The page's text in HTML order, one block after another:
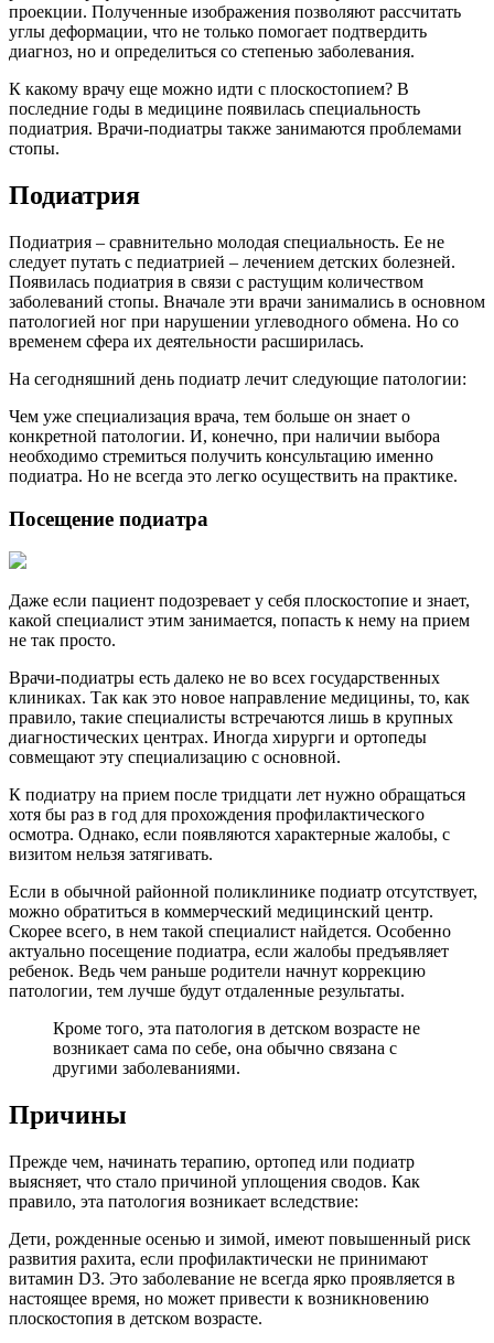
проекции. Полученные изображения позволяют рассчитать
углы деформации, что не только помогает подтвердить
диагноз, но и определиться со степенью заболевания.
К какому врачу еще можно идти с плоскостопием? В
последние годы в медицине появилась специальность
подиатрия. Врачи-подиатры также занимаются проблемами
стопы.
Подиатрия
Подиатрия – сравнительно молодая специальность. Ее не
следует путать с педиатрией – лечением детских болезней.
Появилась подиатрия в связи с растущим количеством
заболеваний стопы. Вначале эти врачи занимались в основном
патологией ног при нарушении углеводного обмена. Но со
временем сфера их деятельности расширилась.
На сегодняшний день подиатр лечит следующие патологии:
Чем уже специализация врача, тем больше он знает о
конкретной патологии. И, конечно, при наличии выбора
необходимо стремиться получить консультацию именно
подиатра. Но не всегда это легко осуществить на практике.
Посещение подиатра
Даже если пациент подозревает у себя плоскостопие и знает,
какой специалист этим занимается, попасть к нему на прием
не так просто.
Врачи-подиатры есть далеко не во всех государственных
клиниках. Так как это новое направление медицины, то, как
правило, такие специалисты встречаются лишь в крупных
диагностических центрах. Иногда хирурги и ортопеды
совмещают эту специализацию с основной.
К подиатру на прием после тридцати лет нужно обращаться
хотя бы раз в год для прохождения профилактического
осмотра. Однако, если появляются характерные жалобы, с
визитом нельзя затягивать.
Если в обычной районной поликлинике подиатр отсутствует,
можно обратиться в коммерческий медицинский центр.
Скорее всего, в нем такой специалист найдется. Особенно
актуально посещение подиатра, если жалобы предъявляет
ребенок. Ведь чем раньше родители начнут коррекцию
патологии, тем лучше будут отдаленные результаты.
Кроме того, эта патология в детском возрасте не
возникает сама по себе, она обычно связана с
другими заболеваниями.
Причины
Прежде чем, начинать терапию, ортопед или подиатр
выясняет, что стало причиной уплощения сводов. Как
правило, эта патология возникает вследствие:
Дети, рожденные осенью и зимой, имеют повышенный риск
развития рахита, если профилактически не принимают
витамин D3. Это заболевание не всегда ярко проявляется в
настоящее время, но может привести к возникновению
плоскостопия в детском возрасте.